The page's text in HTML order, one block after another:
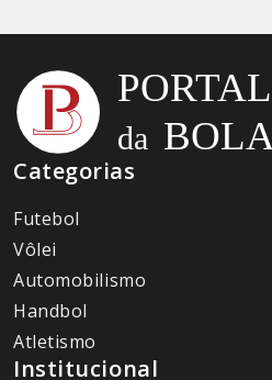
Categorias
Futebol
Vôlei
Automobilismo
Handbol
Atletismo
Institucional